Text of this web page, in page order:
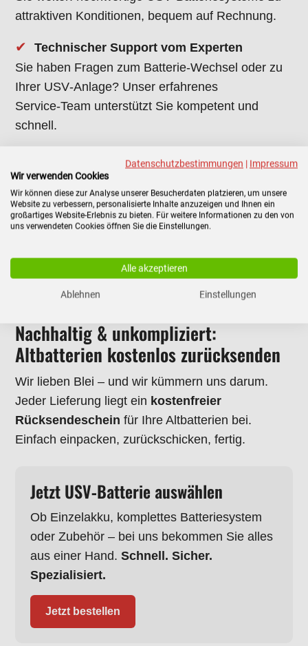
attraktiven Konditionen, bequem auf Rechnung.
✔
Technischer Support vom Experten
Sie haben Fragen zum Batterie‑Wechsel oder zu
Ihrer USV‑Anlage? Unser erfahrenes
Service‑Team unterstützt Sie kompetent und
schnell.
★ Über Jahre Erfahrung mit USV‑Anlagen
und Batterien
★
Großes Lager – kurze Lieferzeiten, auch
★ Deutsche Ansprechpartner, klare
Prozesse, transparente Preise
Nachhaltig & unkompliziert:
Altbatterien kostenlos zurücksenden
Wir lieben Blei – und wir kümmern uns darum.
Jeder Lieferung liegt ein kostenfreier
Rücksendeschein für Ihre Altbatterien bei.
Einfach einpacken, zurückschicken, fertig.
Jetzt USV‑Batterie auswählen
Ob Einzelakku, komplettes Batteriesystem
oder Zubehör – bei uns bekommen Sie alles
aus einer Hand. Schnell. Sicher.
Spezialisiert.
Jetzt bestellen
Datenschutzbestimmungen | Impressum
Wir verwenden Cookies
Wir können diese zur Analyse unserer Besucherdaten platzieren, um unsere
Website zu verbessern, personalisierte Inhalte anzuzeigen und Ihnen ein
großartiges Website-Erlebnis zu bieten. Für weitere Informationen zu den von
uns verwendeten Cookies öffnen Sie die Einstellungen.
Alle akzeptieren
Ablehnen Einstellungen